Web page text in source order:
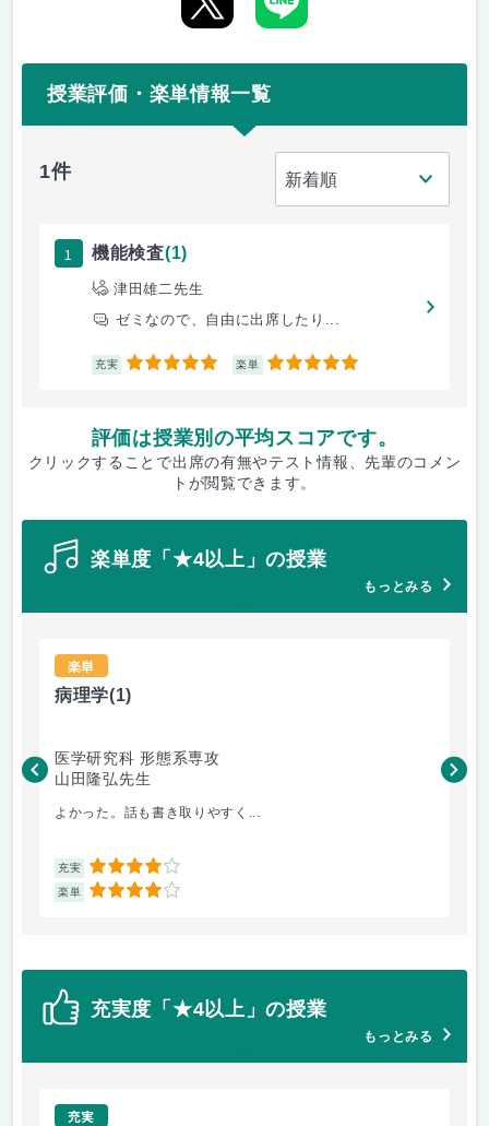
授業評価・楽単情報一覧
1件
1 機能検査(1)
津田雄二先生
ゼミなので、自由に出席したり...
充実 5 楽単 5
評価は授業別の平均スコアです。
クリックすることで出席の有無やテスト情報、先輩のコメン
トが閲覧できます。
楽単度「★4以上」の授業
もっとみる
楽単
病理学(1)
医学研究科 形態系専攻
山田隆弘先生
よかった。話も書き取りやすく...
充実 4
楽単 4
高
充実度「★4以上」の授業
もっとみる
充実